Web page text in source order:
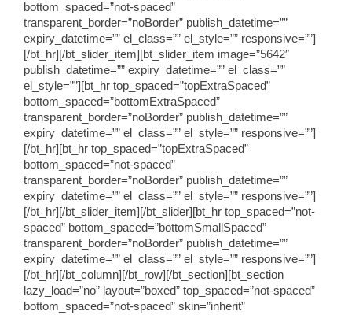
bottom_spaced=”not-spaced”
transparent_border=”noBorder” publish_datetime=””
expiry_datetime=”” el_class=”” el_style=”” responsive=””]
[/bt_hr][/bt_slider_item][bt_slider_item image=”5642″
publish_datetime=”” expiry_datetime=”” el_class=””
el_style=””][bt_hr top_spaced=”topExtraSpaced”
bottom_spaced=”bottomExtraSpaced”
transparent_border=”noBorder” publish_datetime=””
expiry_datetime=”” el_class=”” el_style=”” responsive=””]
[/bt_hr][bt_hr top_spaced=”topExtraSpaced”
bottom_spaced=”not-spaced”
transparent_border=”noBorder” publish_datetime=””
expiry_datetime=”” el_class=”” el_style=”” responsive=””]
[/bt_hr][/bt_slider_item][/bt_slider][bt_hr top_spaced=”not-
spaced” bottom_spaced=”bottomSmallSpaced”
transparent_border=”noBorder” publish_datetime=””
expiry_datetime=”” el_class=”” el_style=”” responsive=””]
[/bt_hr][/bt_column][/bt_row][/bt_section][bt_section
lazy_load=”no” layout=”boxed” top_spaced=”not-spaced”
bottom_spaced=”not-spaced” skin=”inherit”